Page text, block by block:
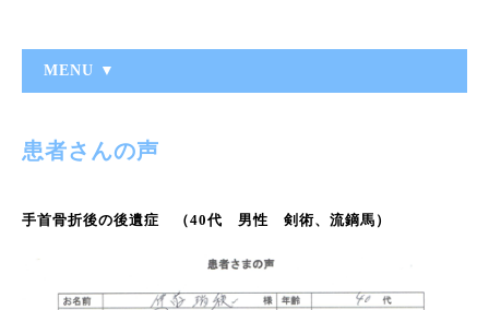
MENU ▼
患者さんの声
手首骨折後の後遺症 （40代 男性 剣術、流鏑馬）